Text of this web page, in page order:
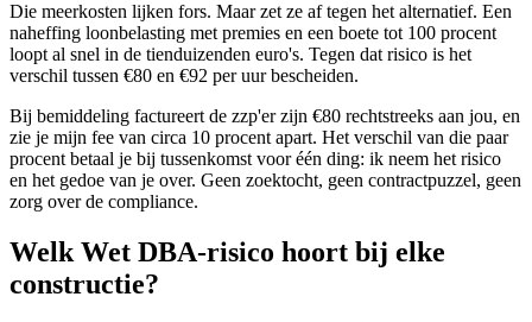
Die meerkosten lijken fors. Maar zet ze af tegen het alternatief. Een
naheffing loonbelasting met premies en een boete tot 100 procent
loopt al snel in de tienduizenden euro's. Tegen dat risico is het
verschil tussen €80 en €92 per uur bescheiden.
Bij bemiddeling factureert de zzp'er zijn €80 rechtstreeks aan jou, en
zie je mijn fee van circa 10 procent apart. Het verschil van die paar
procent betaal je bij tussenkomst voor één ding: ik neem het risico
en het gedoe van je over. Geen zoektocht, geen contractpuzzel, geen
zorg over de compliance.
Welk Wet DBA-risico hoort bij elke
constructie?